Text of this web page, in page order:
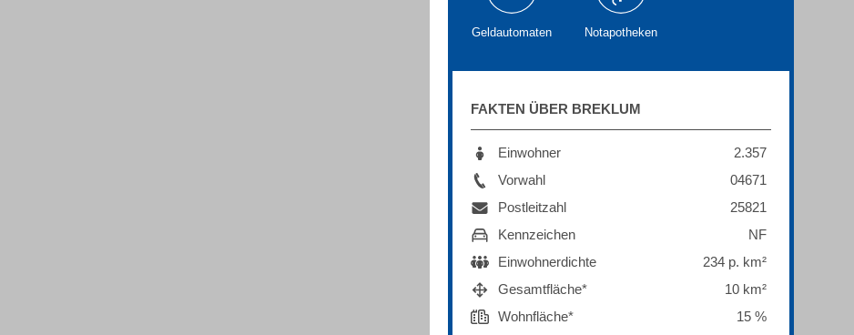
Geldautomaten Notapotheken
FAKTEN ÜBER BREKLUM
Einwohner
2.357
Vorwahl
04671
Postleitzahl
25821
Kennzeichen
NF
Einwohnerdichte
234 p. km²
Gesamtfläche*
10 km²
Wohnfläche*
15 %